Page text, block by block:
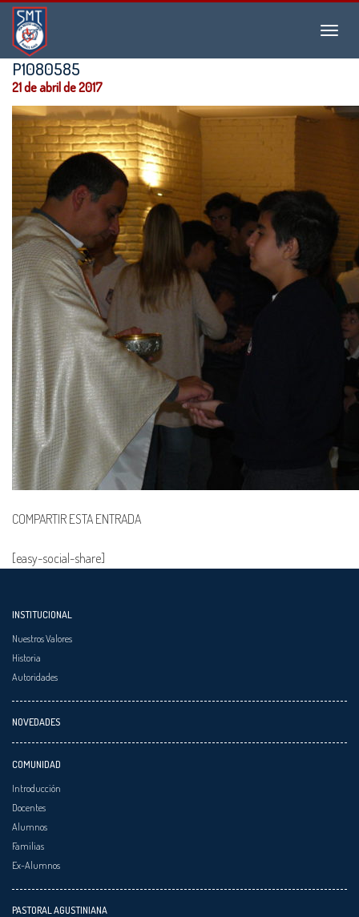
Menu
Instituto
San
Martín
de
Tours
P1080585
21 de abril de 2017
COMPARTIR ESTA ENTRADA
[easy-social-share]
INSTITUCIONAL
Nuestros Valores
Historia
Autoridades
NOVEDADES
COMUNIDAD
Introducción
Docentes
Alumnos
Familias
Ex-Alumnos
PASTORAL AGUSTINIANA